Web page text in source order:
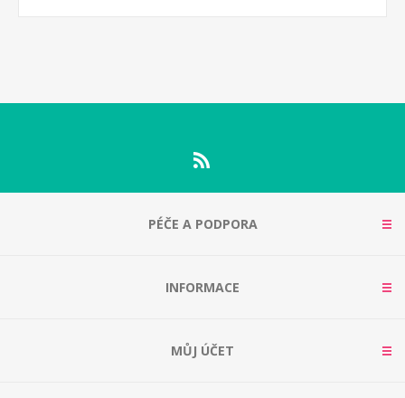
PÉČE A PODPORA
INFORMACE
MŮJ ÚČET